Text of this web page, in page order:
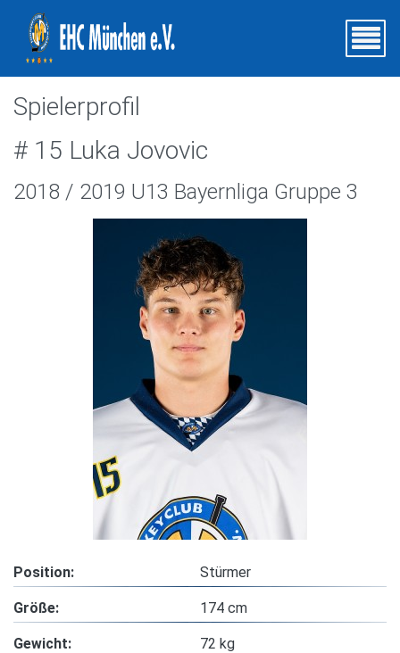
Spielerprofil
# 15 Luka Jovovic
2018 / 2019 U13 Bayernliga Gruppe 3
Position: Stürmer
Größe: 174 cm
Gewicht: 72 kg